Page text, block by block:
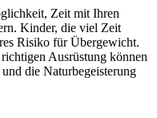
Zeit mit Ihren
Kinder, die viel Zeit
Risiko für Übergewicht.
Ausrüstung können
die Naturbegeisterung